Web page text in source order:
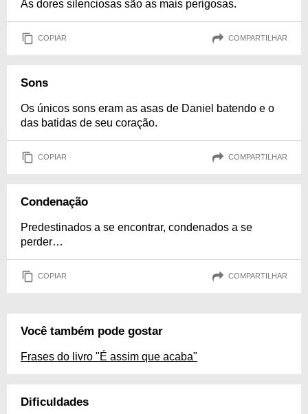
As dores silenciosas são as mais perigosas.
COPIAR COMPARTILHAR
Sons
Os únicos sons eram as asas de Daniel batendo e o
das batidas de seu coração.
COPIAR COMPARTILHAR
Condenação
Predestinados a se encontrar, condenados a se
perder…
COPIAR COMPARTILHAR
Você também pode gostar
Frases do livro "É assim que acaba"
Dificuldades